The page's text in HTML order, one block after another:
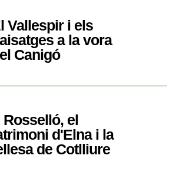
Vallespir i els
a la vora
Canigó
Rosselló, el
d'Elna i la
de Cotlliure